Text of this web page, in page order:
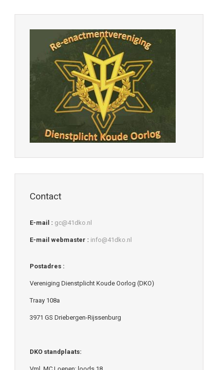
Contact
E-mail : gc@41dko.nl
E-mail webmaster : info@41dko.nl
Postadres :
Vereniging Dienstplicht Koude Oorlog (DKO)
Traay 108a
3971 GS Driebergen-Rijssenburg
DKO standplaats: